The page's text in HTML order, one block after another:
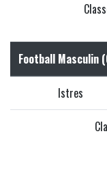
Football Masculin
Istres